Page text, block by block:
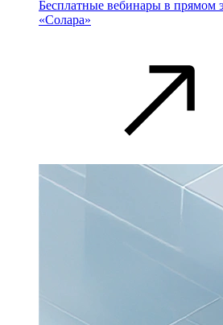
Бесплатные вебинары в прямом
«Солара»